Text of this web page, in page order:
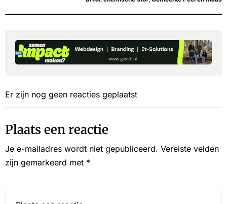
Er zijn nog geen reacties geplaatst
Plaats een reactie
Je e-mailadres wordt niet gepubliceerd. Vereiste velden
zijn gemarkeerd met *